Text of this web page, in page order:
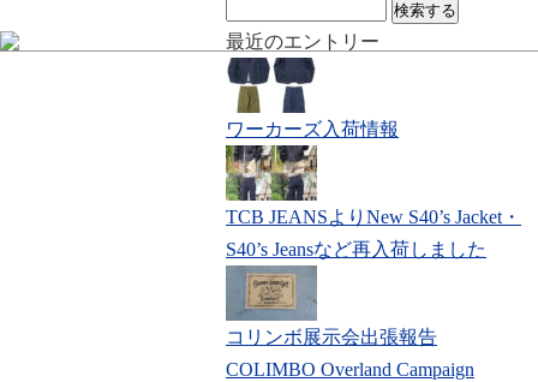
索:
最近のエントリー
ワーカーズ入荷情報
TCB JEANSよりNew S40’s Jacket・
S40’s Jeansなど再入荷しました
コリンボ展示会出張報告
COLIMBO Overland Campaign